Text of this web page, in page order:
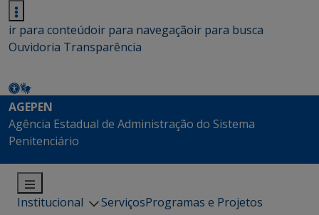
ir para conteúdoir para navegaçãoir para busca
Ouvidoria Transparência
AGEPEN
Agência Estadual de Administração do Sistema
Penitenciário
Institucional ServiçosProgramas e Projetos